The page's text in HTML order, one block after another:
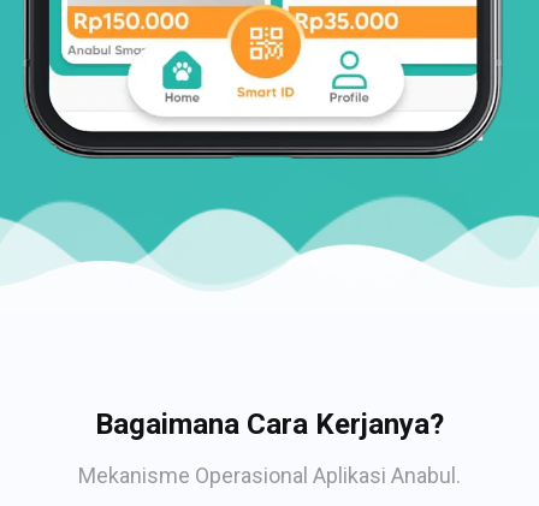
Bagaimana Cara Kerjanya?
Mekanisme Operasional Aplikasi Anabul.